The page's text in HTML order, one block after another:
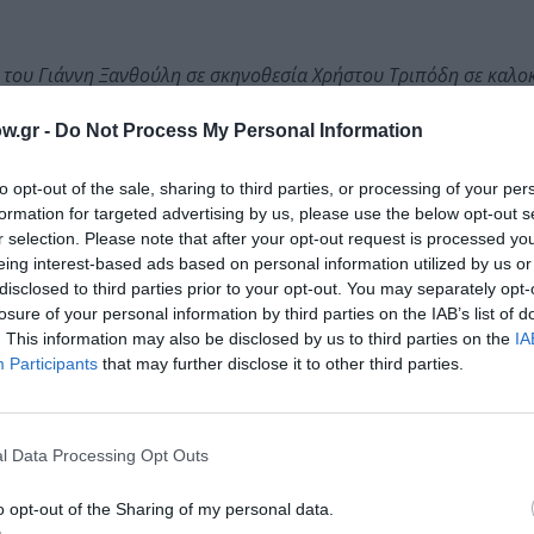
- Do Not Process My Personal Information
opt-out of the sale, sharing to third parties, or processing of your
for targeted advertising by us, please use the below opt-out
selection. Please note that after your opt-out request is processed
interest-based ads based on personal information utilized by us
to third parties prior to your opt-out. You may separately
of your personal information by third parties on the IAB’s list of
This information may also be disclosed by us to third parties on the
Participants that may further disclose it to other third parties.
Data Processing Opt Outs
opt-out of the Sharing of my personal data.
Γιάννη Ξανθούλη σε σκηνοθεσία Χρήστου Τριπόδη σε
για μικρούς και μεγάλους. Η δημιουργική παρουσίαση
οι πολλαπλές δυνατότητες της φωνής, τα
θέματα που φέρνουν τα παιδιά κοντά στη μουσική και
χιουμοριστικές πρόζες, αλλά και τη διάδραση με το
σε ρυθμικά, μελωδικά και κινητικά παιχνίδια,
μπάντα» [Ελληνικός Κόσμος του Ιδρύματος Μείζονος
2015-2016]. Με τον σκιοπαίχτη Ηλία Καρελλά «Ο
[Μέγαρο Μουσικής Αθηνών, 2015], αλλά και
[Θέατρο Πόρτα], αλλά και «Φιέστα Κουραμπιέ»
την Αττική Οδό στην μουσική παράσταση για σχολεία